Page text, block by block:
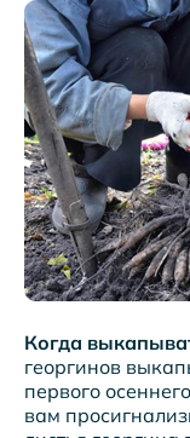
Когда
георгинов
первого
вам